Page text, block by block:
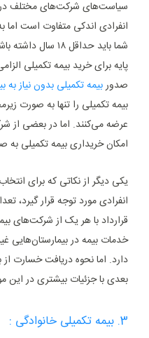
سیاست‌های شرکت‌های مختلف در
انفرادی اندکی متفاوت است اما
شما باید حداقل
پایه برای خرید بیمه تکمیلی
صدوربیمه تکمیلی بدون نیاز به
بیمه تکمیلی را تنها به صورت
عرضه می‌کنند. اما در بعضی از
امکان خریداری بیمه تکمیلی به
یکی دیگر از نکاتی که برای
انفرادی مورد توجه قرار گیرد،
قرارداد با هر یک از شرکت‌های
خدمات بیمه در بیمارستان‌هایی
دارد. اما نحوه دریافت خسارت
بعدی با جزئیات بیشتری در
3. بیمه تکمیلی خانوادگی :